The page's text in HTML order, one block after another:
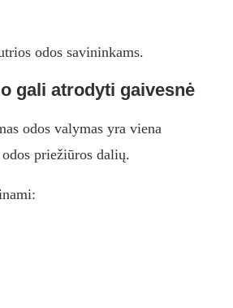
odos savininkams.
gali atrodyti gaivesnė
odos valymas yra viena
priežiūros dalių.